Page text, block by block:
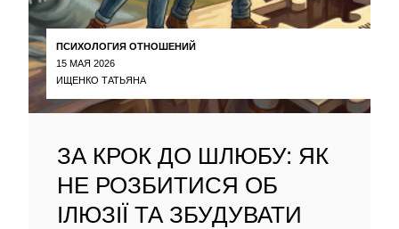
ПСИХОЛОГИЯ ОТНОШЕНИЙ
15 МАЯ 2026
ИЩЕНКО ТАТЬЯНА
ЗА КРОК ДО ШЛЮБУ: ЯК
НЕ РОЗБИТИСЯ ОБ
ІЛЮЗІЇ ТА ЗБУДУВАТИ